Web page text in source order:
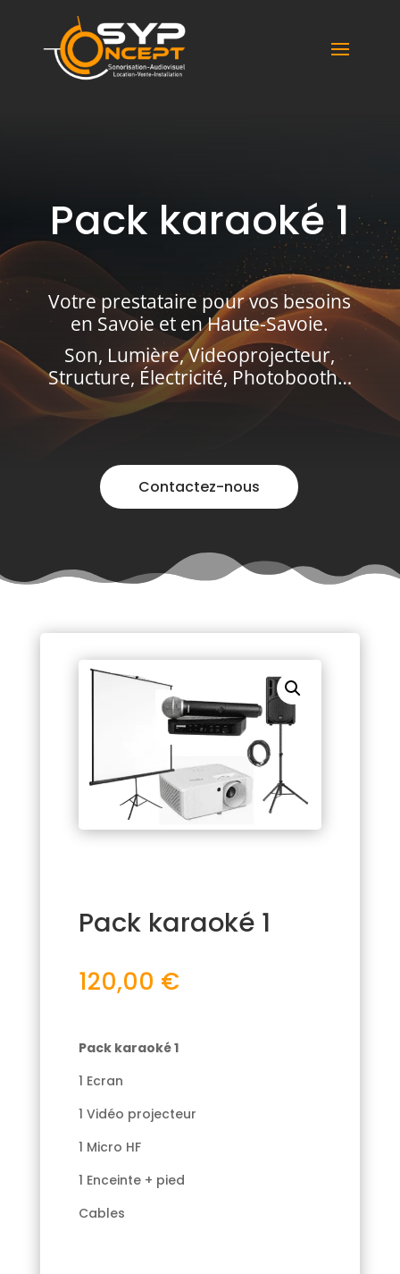
Pack karaoké 1
Votre prestataire pour vos besoins
en Savoie et en Haute-Savoie.
Son, Lumière, Videoprojecteur,
Structure, Électricité, Photobooth…
Contactez-nous
Pack karaoké 1
120,00 €
Pack karaoké 1
1 Ecran
1 Vidéo projecteur
1 Micro HF
1 Enceinte + pied
Cables